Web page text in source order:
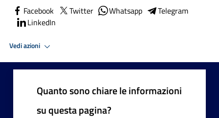
Facebook Twitter Whatsapp
Telegram
LinkedIn
Vedi azioni
Quanto sono chiare le informazioni
su questa pagina?